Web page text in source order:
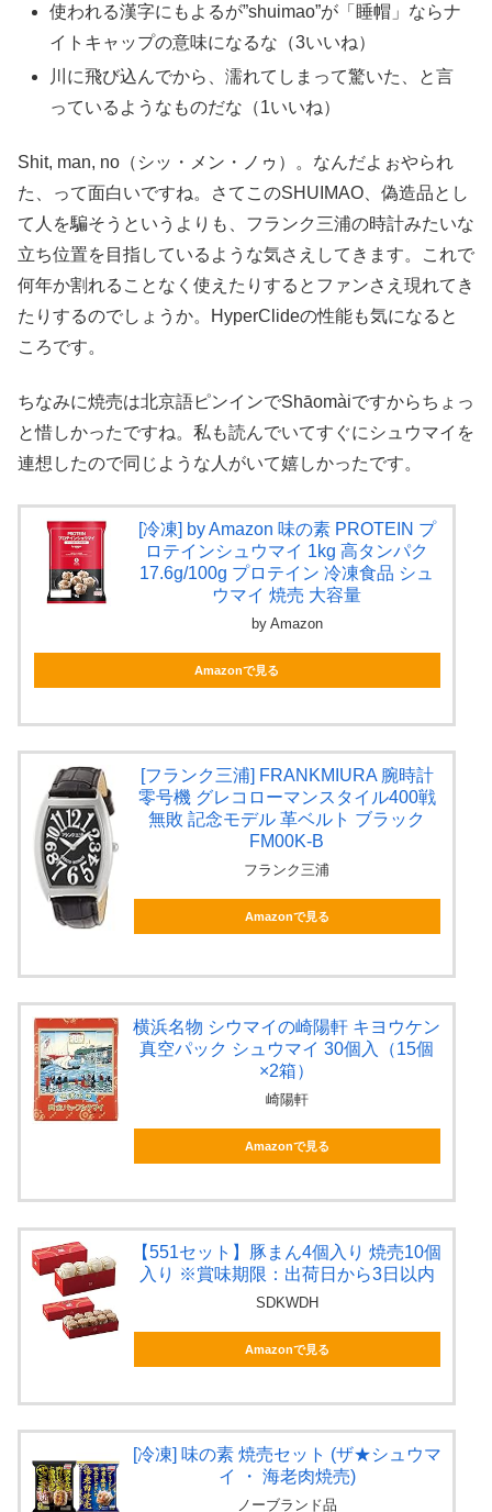
使われる漢字にもよるが”shuimao”が「睡帽」ならナ
イトキャップの意味になるな（3いいね）
川に飛び込んでから、濡れてしまって驚いた、と言
っているようなものだな（1いいね）
Shit, man, no（シッ・メン・ノゥ）。なんだよぉやられ
た、って面白いですね。さてこのSHUIMAO、偽造品とし
て人を騙そうというよりも、フランク三浦の時計みたいな
立ち位置を目指しているような気さえしてきます。これで
何年か割れることなく使えたりするとファンさえ現れてき
たりするのでしょうか。HyperClideの性能も気になると
ころです。
ちなみに焼売は北京語ピンインでShāomàiですからちょっ
と惜しかったですね。私も読んでいてすぐにシュウマイを
連想したので同じような人がいて嬉しかったです。
[冷凍] by Amazon 味の素 PROTEIN プ
ロテインシュウマイ 1kg 高タンパク
17.6g/100g プロテイン 冷凍食品 シュ
ウマイ 焼売 大容量
by Amazon
Amazonで見る
[フランク三浦] FRANKMIURA 腕時計
零号機 グレコローマンスタイル400戦
無敗 記念モデル 革ベルト ブラック
FM00K-B
フランク三浦
Amazonで見る
横浜名物 シウマイの崎陽軒 キヨウケン
真空パック シュウマイ 30個入（15個
×2箱）
崎陽軒
Amazonで見る
【551セット】豚まん4個入り 焼売10個
入り ※賞味期限：出荷日から3日以内
SDKWDH
Amazonで見る
[冷凍] 味の素 焼売セット (ザ★シュウマ
イ ・ 海老肉焼売)
ノーブランド品